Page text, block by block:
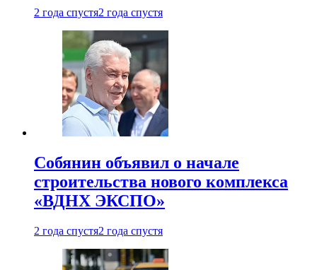
2 года спустя2 года спустя
Собянин объявил о начале
строительства нового комплекса
«ВДНХ ЭКСПО»
2 года спустя2 года спустя